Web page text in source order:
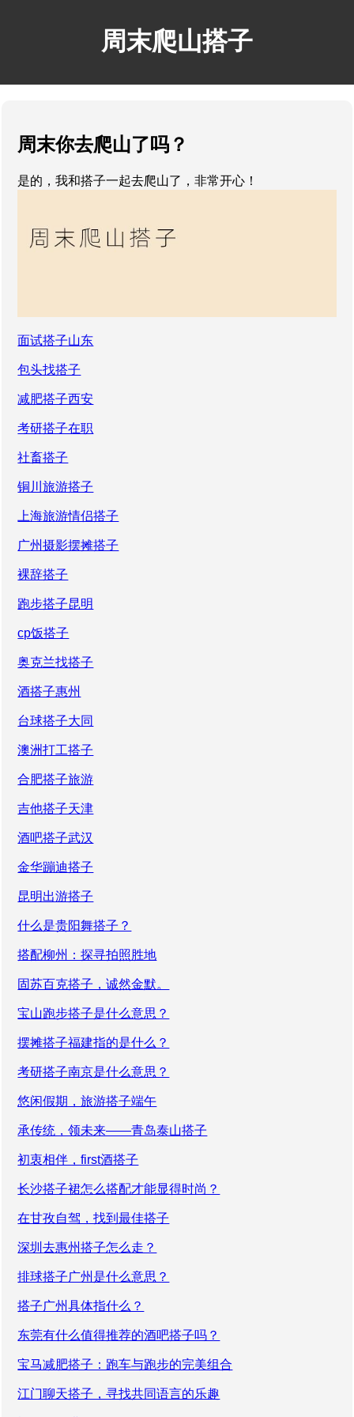
周末爬山搭子
周末你去爬山了吗？
是的，我和搭子一起去爬山了，非常开心！
面试搭子山东
包头找搭子
减肥搭子西安
考研搭子在职
社畜搭子
铜川旅游搭子
上海旅游情侣搭子
广州摄影摆摊搭子
裸辞搭子
跑步搭子昆明
cp饭搭子
奥克兰找搭子
酒搭子惠州
台球搭子大同
澳洲打工搭子
合肥搭子旅游
吉他搭子天津
酒吧搭子武汉
金华蹦迪搭子
昆明出游搭子
什么是贵阳舞搭子？
搭配柳州：探寻拍照胜地
固苏百克搭子，诚然金默。
宝山跑步搭子是什么意思？
摆摊搭子福建指的是什么？
考研搭子南京是什么意思？
悠闲假期，旅游搭子端午
承传统，领未来——青岛泰山搭子
初衷相伴，first酒搭子
长沙搭子裙怎么搭配才能显得时尚？
在甘孜自驾，找到最佳搭子
深圳去惠州搭子怎么走？
排球搭子广州是什么意思？
搭子广州具体指什么？
东莞有什么值得推荐的酒吧搭子吗？
宝马减肥搭子：跑车与跑步的完美组合
江门聊天搭子，寻找共同语言的乐趣